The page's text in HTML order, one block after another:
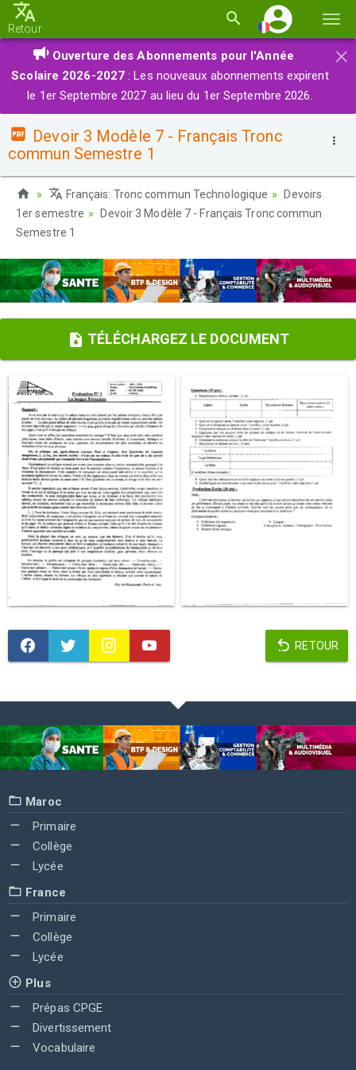
la
Retour
×
Ouverture des Abonnements pour l'Année
Scolaire 2026-2027 : Les nouveaux abonnements expirent
le 1er Septembre 2027 au lieu du 1er Septembre 2026.
Devoir 3 Modèle 7 - Français Tronc
commun Semestre 1
Français: Tronc commun Technologique
Devoirs
1er semestre
Devoir 3 Modèle 7 - Français Tronc commun
Semestre 1
TÉLÉCHARGEZ LE DOCUMENT
RETOUR
Maroc
Primaire
Collège
Lycée
France
Primaire
Collège
Lycée
Plus
Prépas CPGE
Divertissement
Vocabulaire